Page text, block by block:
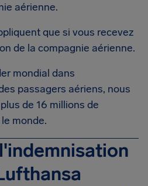
aérienne.
que si vous recevez
de la compagnie aérienne.
mondial dans
passagers aériens, nous
de 16 millions de
monde.